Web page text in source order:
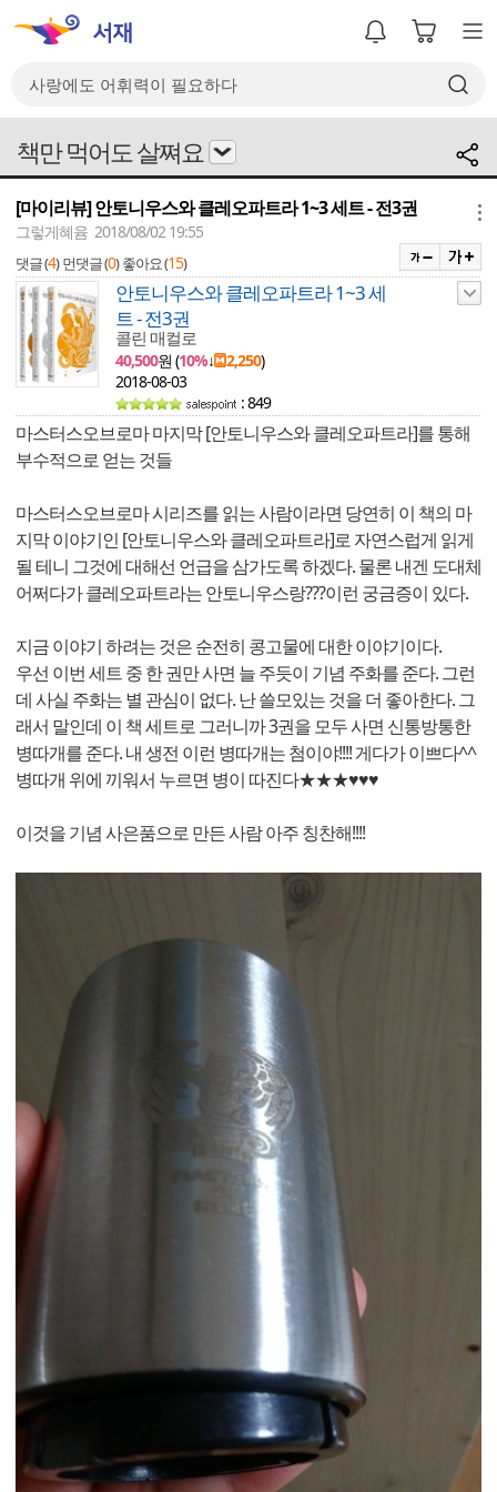
책만 먹어도 살쪄요
[마이리뷰] 안토니우스와 클레오파트라 1~3 세트 - 전3권
그렇게혜윰 2018/08/02 19:55
댓글 (4) 먼댓글 (0) 좋아요 (15)
안토니우스와 클레오파트라 1~3 세
트 - 전3권
콜린 매컬로
40,500원 (10%↓ 2,250)
2018-08-03
: 849
마스터스오브로마 마지막 [안토니우스와 클레오파트라]를 통해
부수적으로 얻는 것들
마스터스오브로마 시리즈를 읽는 사람이라면 당연히 이 책의 마
지막 이야기인 [안토니우스와 클레오파트라]로 자연스럽게 읽게
될 테니 그것에 대해선 언급을 삼가도록 하겠다. 물론 내겐 도대체
어쩌다가 클레오파트라는 안토니우스랑???이런 궁금증이 있다.
지금 이야기 하려는 것은 순전히 콩고물에 대한 이야기이다.
우선 이번 세트 중 한 권만 사면 늘 주듯이 기념 주화를 준다. 그런
데 사실 주화는 별 관심이 없다. 난 쓸모있는 것을 더 좋아한다. 그
래서 말인데 이 책 세트로 그러니까 3권을 모두 사면 신통방통한
병따개를 준다. 내 생전 이런 병따개는 첨이야!!!! 게다가 이쁘다^^
병따개 위에 끼워서 누르면 병이 따진다★★★♥♥♥
이것을 기념 사은품으로 만든 사람 아주 칭찬해!!!!